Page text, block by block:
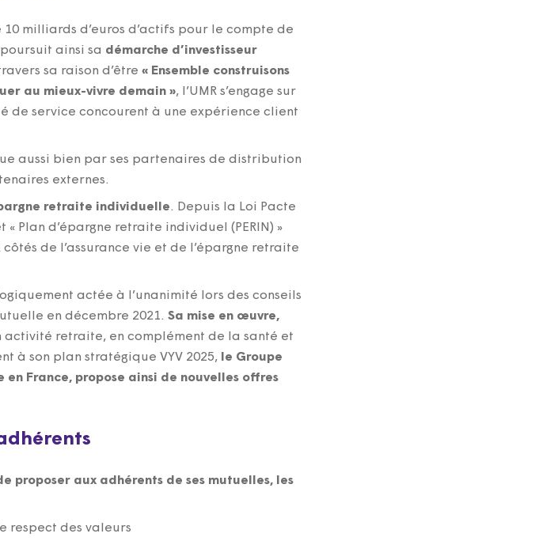
milliards d’euros d’actifs pour le compte de
poursuit ainsi sa démarche d’investisseur
sa raison d’être « Ensemble construisons
au mieux-vivre demain », l’UMR s’engage sur
de service concourent à une expérience client
aussi bien par ses partenaires de distribution
externes.
retraite individuelle. Depuis la Loi Pacte
« Plan d’épargne retraite individuel (PERIN) »
de l’assurance vie et de l’épargne retraite
actée à l’unanimité lors des conseils
en décembre 2021. Sa mise en œuvre,
activité retraite, en complément de la santé et
à son plan stratégique VYV 2025, le Groupe
France, propose ainsi de nouvelles offres
proposer aux adhérents de ses mutuelles, les
respect des valeurs